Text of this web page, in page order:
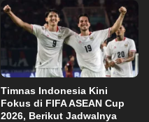
Timnas Indonesia Kini
Fokus di FIFA ASEAN Cup
2026, Berikut Jadwalnya